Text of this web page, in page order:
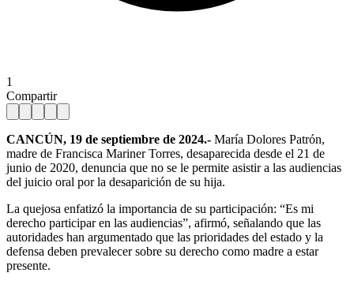
1
Compartir
CANCÚN, 19 de septiembre de 2024.- María Dolores Patrón,
madre de Francisca Mariner Torres, desaparecida desde el 21 de
junio de 2020, denuncia que no se le permite asistir a las audiencias
del juicio oral por la desaparición de su hija.
La quejosa enfatizó la importancia de su participación: “Es mi
derecho participar en las audiencias”, afirmó, señalando que las
autoridades han argumentado que las prioridades del estado y la
defensa deben prevalecer sobre su derecho como madre a estar
presente.